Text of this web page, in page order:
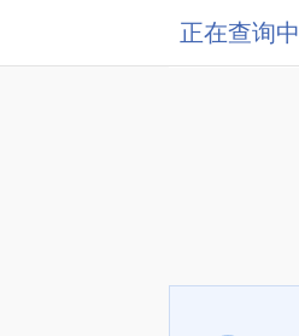
正在查询中